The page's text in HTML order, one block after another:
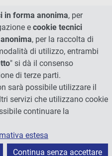
di Perugia
in forma anonima, per
e cookie tecnici
, per la raccolta di
di utilizzo, entrambi
" si dà il consenso
di terze parti.
sarà possibile utilizzare il
servizi che utilizzano cookie
continuare la
estesa
Continua senza accettare